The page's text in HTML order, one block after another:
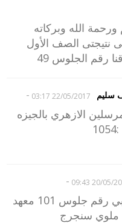
الله وبركاته
الصف الأول
رقم الجلوس 49
سليم 22/05/2017 03:17
-
الازهري بالجيزه
20/05/2017
-
تانيه ثانوي ادبي رقم جلوس 101 معهد
ملوي سنجرج